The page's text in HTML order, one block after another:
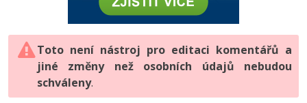
HTML5, CSS3, Bootstrap, SEO
SQL a databáze
Testování a verzování
PHP
JavaScript
Python
Vývojář mobilních aplikací
C# Game developer
-80%
JavaScript -80%
PHP -80%
Digitální gramotnost
Marketing
WordPress
Photoshop -80%
Adobe Illustrator -80%
Adobe Lightroom
Toto není nástroj pro editaci komentářů a
jiné změny než osobních údajů nebudou
schváleny.